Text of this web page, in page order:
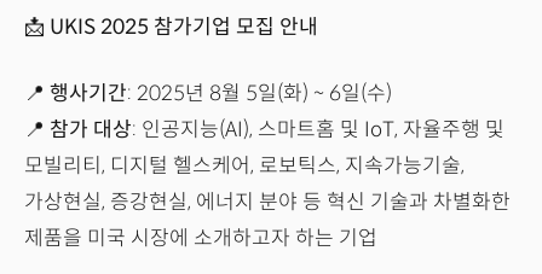
📩 UKIS 2025 참가기업 모집 안내
📍 행사기간: 2025년 8월 5일(화) ~ 6일(수)
📍 참가 대상: 인공지능(AI), 스마트홈 및 IoT, 자율주행 및
모빌리티, 디지털 헬스케어, 로보틱스, 지속가능기술,
가상현실, 증강현실, 에너지 분야 등 혁신 기술과 차별화한
제품을 미국 시장에 소개하고자 하는 기업